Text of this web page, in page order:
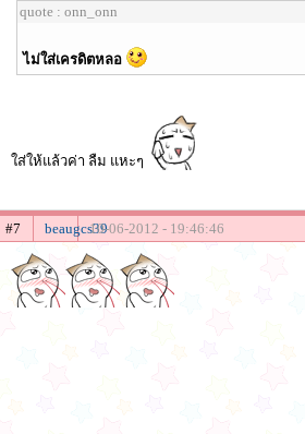
quote : onn_onn
ไม่ใส่เครดิตหลอ
ใส่ให้แล้วค่า ลืม แหะๆ
#7 beaugcs3910-06-2012 - 19:46:46